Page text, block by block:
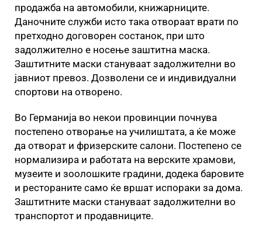
продажба на автомобили, книжарниците.
Даночните служби исто така отвораат врати по
претходно договорен состанок, при што
задолжително е носење заштитна маска.
Заштитните маски стануваат задолжителни во
јавниот превоз. Дозволени се и индивидуални
спортови на отворено.
Во Германија во некои провинции почнува
постепено отворање на училиштата, а ќе може
да отворат и фризерските салони. Постепено се
нормализира и работата на верските храмови,
музеите и зоолошките градини, додека баровите
и рестораните само ќе вршат испораки за дома.
Заштитните маски стануваат задолжителни во
транспортот и продавниците.